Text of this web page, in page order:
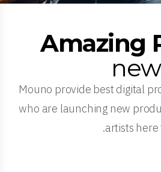
Amazing
Mouno provide best digital
who are launching new
artists